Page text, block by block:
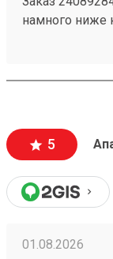
намного ниже
подскажут
5
01.08.2026